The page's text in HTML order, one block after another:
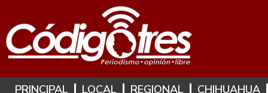
Hoy es: 10 de Agosto de 2026
PRINCIPAL LOCAL REGIONAL
CHIHUAHUA